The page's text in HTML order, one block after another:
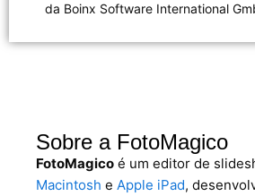
da Boinx Software International
Sobre a FotoMagico
FotoMagico é um editor de
Macintosh e Apple iPad,